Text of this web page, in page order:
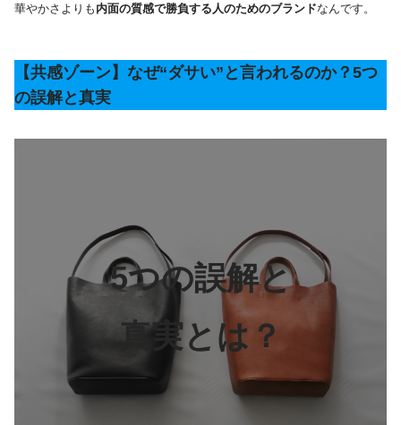
華やかさよりも 内面の質感で勝負する人のためのブランドなんです。
【共感ゾーン】なぜ“ダサい”と言われるのか？5つ
の誤解と真実
5つの誤解と
真実とは？